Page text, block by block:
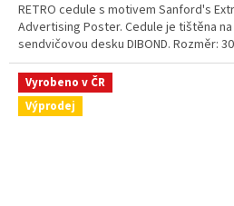
RETRO cedule s motivem Sanford's
Advertising Poster. Cedule je tištěna
sendvičovou desku DIBOND. Rozměr:
Vyrobeno v ČR
Výprodej